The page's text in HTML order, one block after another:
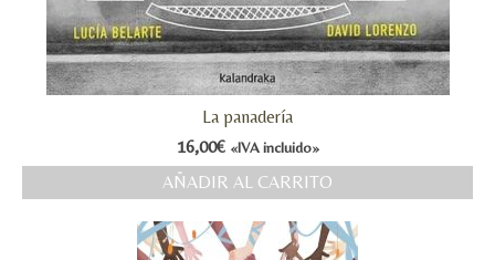
MI CUENTA
Valoraciones y opiniones de TejiendoLEE un
La panadería
16,00€ «IVA incluido»
AÑADIR AL CARRITO